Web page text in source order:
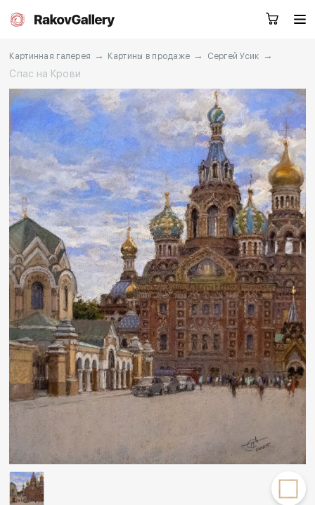
Екатеринбург
RU EN CN
Каталог Художники
О нас Услуги
События Контакты
Другие проекты
Rakov
baget
Rakov
special
Заказать звонок
Картинная галерея → Картины в продаже → Сергей Усик
→
Спас на Крови